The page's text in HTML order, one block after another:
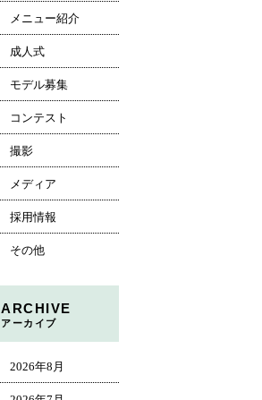
メニュー紹介
成人式
モデル募集
コンテスト
撮影
メディア
採用情報
その他
ARCHIVE
アーカイブ
2026年8月